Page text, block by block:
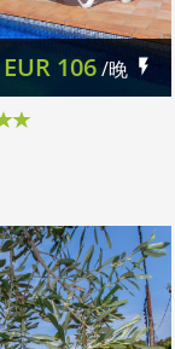
EUR 106/晚